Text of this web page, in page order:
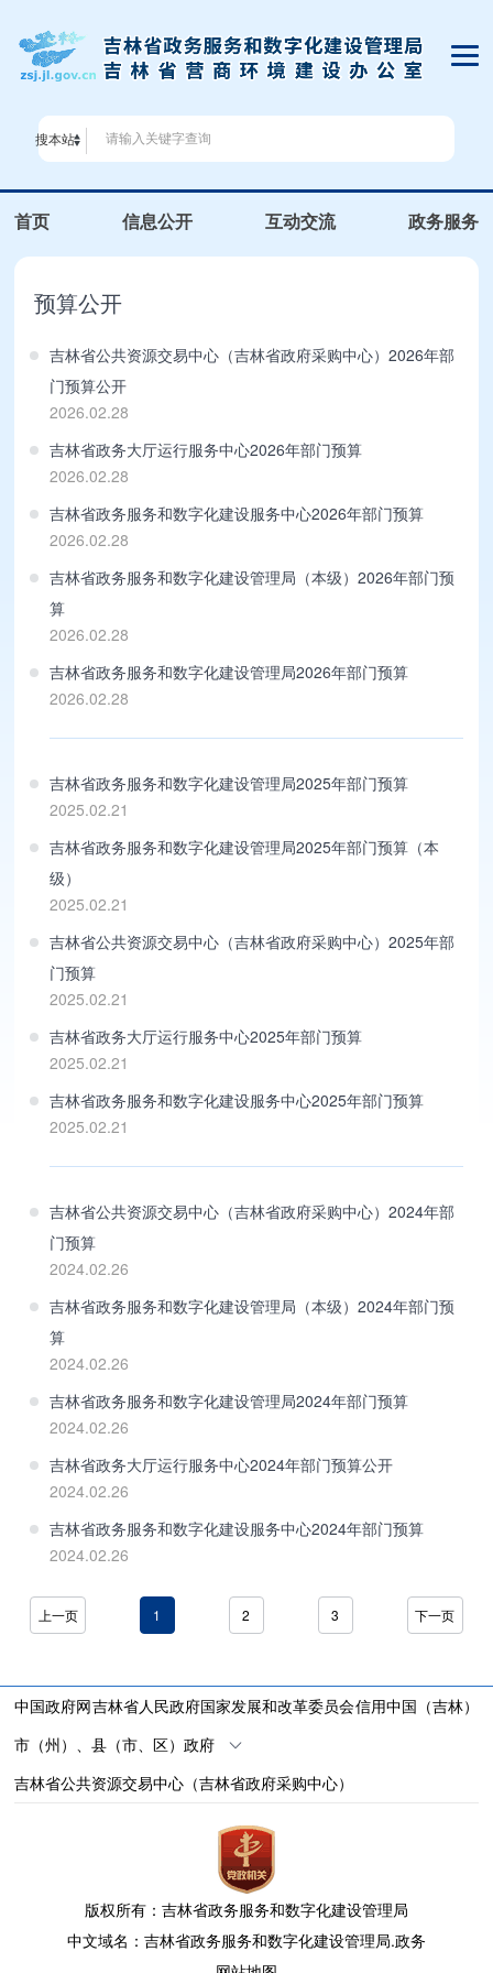
搜本站
首页 信息公开 互动交流 政务服务
预算公开
吉林省公共资源交易中心（吉林省政府采购中心）2026年部
门预算公开
2026.02.28
吉林省政务大厅运行服务中心2026年部门预算
2026.02.28
吉林省政务服务和数字化建设服务中心2026年部门预算
2026.02.28
吉林省政务服务和数字化建设管理局（本级）2026年部门预
算
2026.02.28
吉林省政务服务和数字化建设管理局2026年部门预算
2026.02.28
吉林省政务服务和数字化建设管理局2025年部门预算
2025.02.21
吉林省政务服务和数字化建设管理局2025年部门预算（本
级）
2025.02.21
吉林省公共资源交易中心（吉林省政府采购中心）2025年部
门预算
2025.02.21
吉林省政务大厅运行服务中心2025年部门预算
2025.02.21
吉林省政务服务和数字化建设服务中心2025年部门预算
2025.02.21
吉林省公共资源交易中心（吉林省政府采购中心）2024年部
门预算
2024.02.26
吉林省政务服务和数字化建设管理局（本级）2024年部门预
算
2024.02.26
吉林省政务服务和数字化建设管理局2024年部门预算
2024.02.26
吉林省政务大厅运行服务中心2024年部门预算公开
2024.02.26
吉林省政务服务和数字化建设服务中心2024年部门预算
2024.02.26
上一页 1 2 3 下一页
中国政府网吉林省人民政府国家发展和改革委员会信用中国（吉林）
市（州）、县（市、区）政府
吉林省公共资源交易中心（吉林省政府采购中心）
版权所有：吉林省政务服务和数字化建设管理局
中文域名：吉林省政务服务和数字化建设管理局.政务